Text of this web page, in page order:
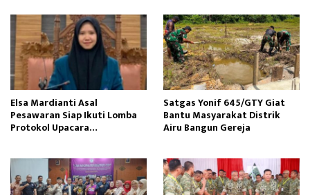
Elsa Mardianti Asal
Pesawaran Siap Ikuti Lomba
Protokol Upacara
Satgas Yonif 645/GTY Giat
Bantu Masyarakat Distrik
Airu Bangun Gereja ‎